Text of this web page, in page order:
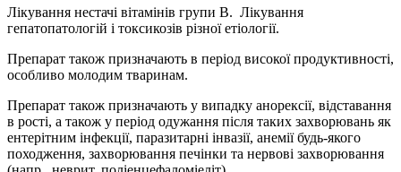
Лікування нестачі вітамінів групи B. Лікування
гепатопатологій і токсикозів різної етіології.
Препарат також призначають в період високої продуктивності,
особливо молодим тваринам.
Препарат також призначають у випадку анорексії, відставання
в рості, а також у період одужання після таких захворювань як
ентерітним інфекції, паразитарні інвазії, анемії будь-якого
походження, захворювання печінки та нервові захворювання